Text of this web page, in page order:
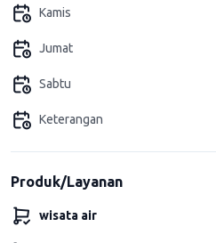
Kamis
Jumat
Sabtu
Keterangan
Produk/Layanan
wisata air